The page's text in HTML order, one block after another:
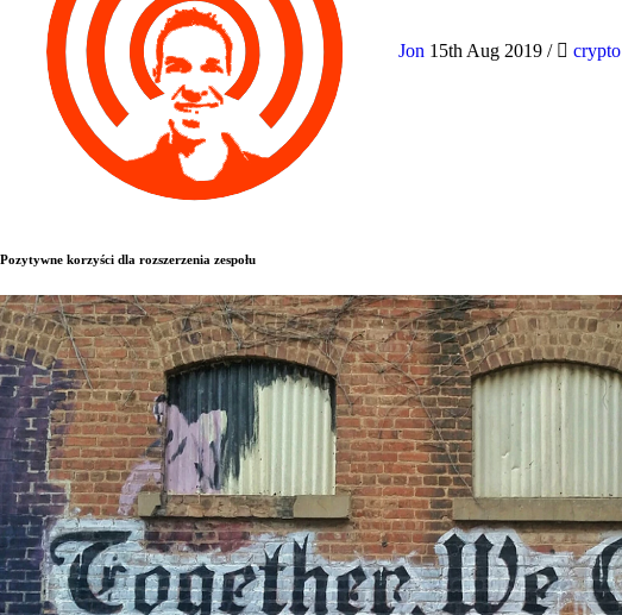
Jon 15th Aug 2019 / crypto
Pozytywne korzyści dla rozszerzenia zespołu